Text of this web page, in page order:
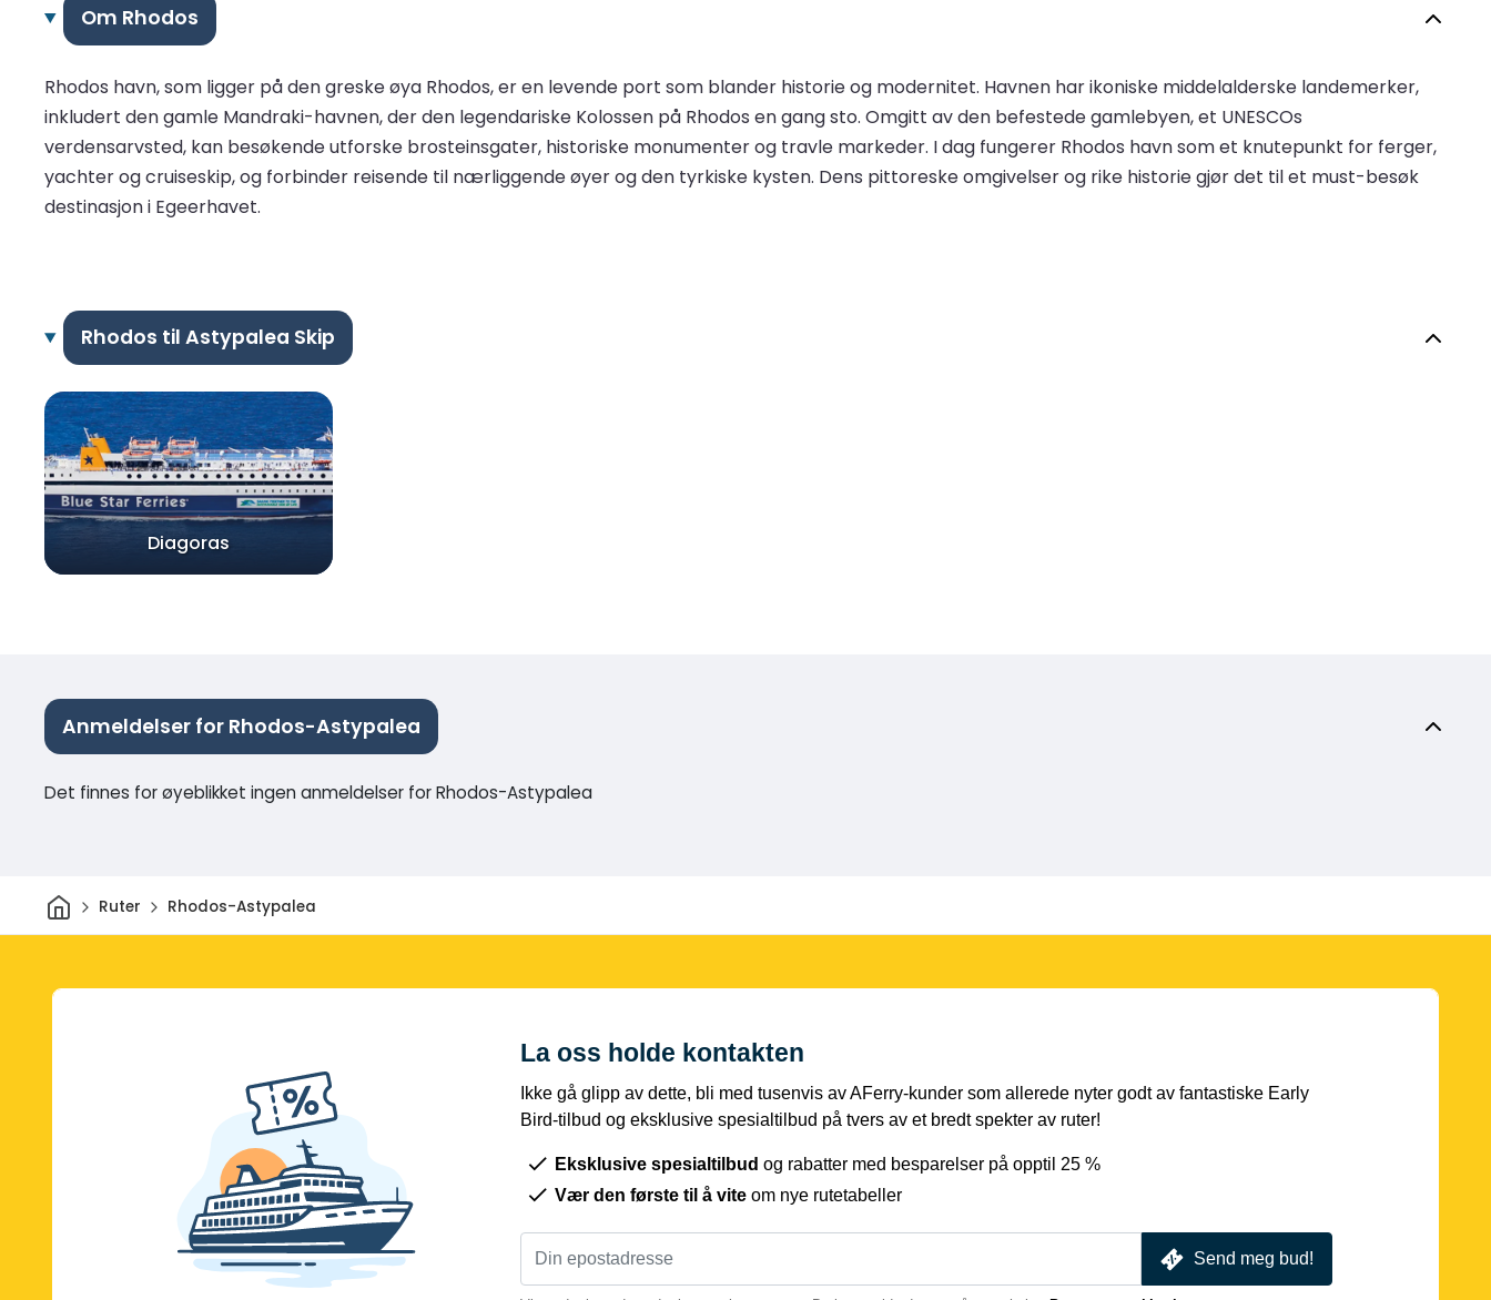
Om Rhodos
Rhodos havn, som ligger på den greske øya Rhodos, er en levende port som blander historie og modernitet. Havnen har ikoniske middelalderske landemerker,
inkludert den gamle Mandraki-havnen, der den legendariske Kolossen på Rhodos en gang sto. Omgitt av den befestede gamlebyen, et UNESCOs
verdensarvsted, kan besøkende utforske brosteinsgater, historiske monumenter og travle markeder. I dag fungerer Rhodos havn som et knutepunkt for ferger,
yachter og cruiseskip, og forbinder reisende til nærliggende øyer og den tyrkiske kysten. Dens pittoreske omgivelser og rike historie gjør det til et must-besøk
destinasjon i Egeerhavet.
Rhodos til Astypalea Skip
Diagoras
Anmeldelser for Rhodos-Astypalea
Det finnes for øyeblikket ingen anmeldelser for Rhodos-Astypalea
HjemRuter Rhodos-Astypalea
La oss holde kontakten
Ikke gå glipp av dette, bli med tusenvis av AFerry-kunder som allerede nyter godt av fantastiske Early
Bird-tilbud og eksklusive spesialtilbud på tvers av et bredt spekter av ruter!
Eksklusive spesialtilbud og rabatter med besparelser på opptil 25 %
Vær den første til å vite om nye rutetabeller
Send meg bud!